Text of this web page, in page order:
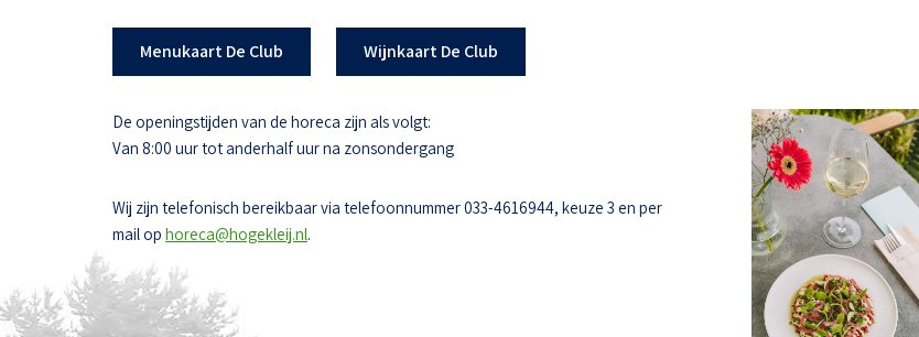
Menukaart De Club Wijnkaart De Club
De openingstijden van de horeca zijn als volgt:
Van 8:00 uur tot anderhalf uur na zonsondergang
Wij zijn telefonisch bereikbaar via telefoonnummer 033-4616944, keuze 3 en per
mail op horeca@hogekleij.nl.